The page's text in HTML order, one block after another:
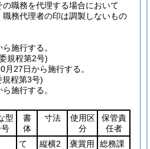
の職務を代理する場合において
務代理者の印は調製しないもの
施行する。
規程第2号)
27日から施行する。
規程第3号)
施行する。
型
書
体
寸法
使用区
分
保管責
任者
て
縦横2
褒賞用
総務課